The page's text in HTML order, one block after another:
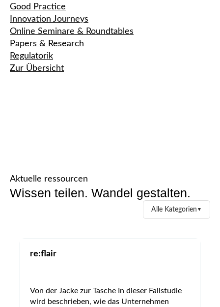
Good Practice
Innovation Journeys
Online Seminare & Roundtables
Papers & Research
Regulatorik
Zur Übersicht
Aktuelle ressourcen
Wissen teilen. Wandel gestalten.
Alle Kategorien ▼
re:flair
Von der Jacke zur Tasche In dieser Fallstudie
wird beschrieben, wie das Unternehmen